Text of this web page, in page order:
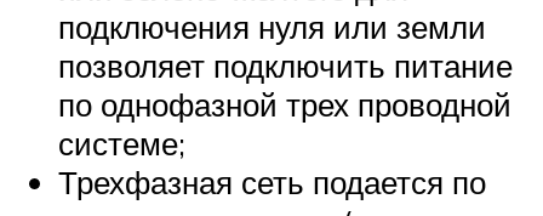
подключения нуля или земли
позволяет подключить питание
по однофазной трех проводной
системе;
Трехфазная сеть подается по